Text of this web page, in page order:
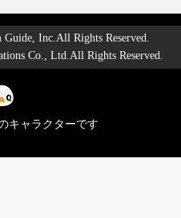
Inc.All Rights Reserved.
Co., Ltd.All Rights Reserved.
キャラクターです